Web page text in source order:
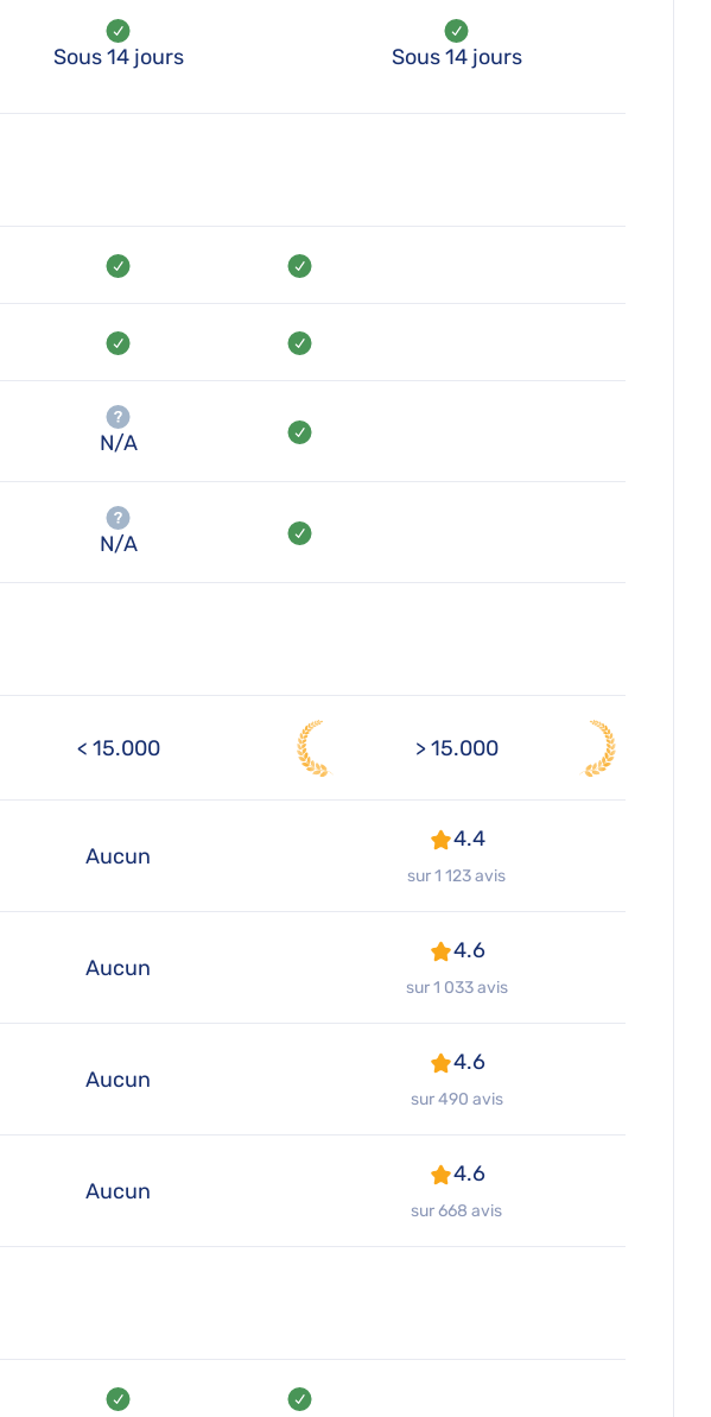
Sous 14 jours Sous 14 jours
N/A
N/A
< 15.000 > 15.000
Aucun
4.4
sur 1 123 avis
Aucun
4.6
sur 1 033 avis
Aucun
4.6
sur 490 avis
Aucun
4.6
sur 668 avis